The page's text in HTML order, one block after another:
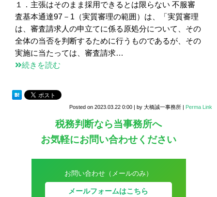
１．主張はそのまま採用できるとは限らない 不服審
査基本通達97－1（実質審理の範囲）は、「実質審理
は、審査請求人の申立てに係る原処分について、その
全体の当否を判断するために行うものであるが、その
実施に当たっては、審査請求…
続きを読む
Posted on 2023.03.22 0:00 | by 大橋誠一事務所 | Perma Link
税務判断なら当事務所へ
お気軽にお問い合わせください
お問い合わせ（メールのみ）
メールフォームはこちら